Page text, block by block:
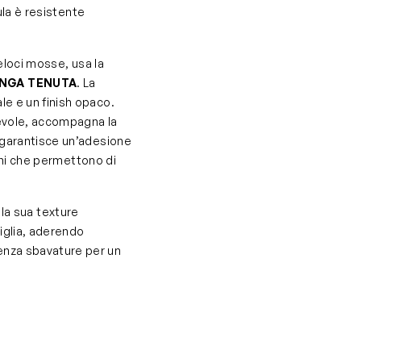
è resistente
mosse, usa la
TENUTA. La
e un finish opaco.
accompagna la
un’adesione
che permettono di
sua texture
aderendo
sbavature per un